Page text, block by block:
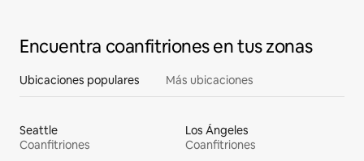
Encuentra coanfitriones en tus zonas
Ubicaciones populares Más ubicaciones
Seattle
Coanfitriones
Los Ángeles
Coanfitriones